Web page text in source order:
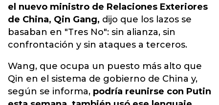
el nuevo ministro de Relaciones Exteriores
de China, Qin Gang, dijo que los lazos se
basaban en "Tres No": sin alianza, sin
confrontación y sin ataques a terceros.
Wang, que ocupa un puesto más alto que
Qin en el sistema de gobierno de China y,
según se informa, podría reunirse con Putin